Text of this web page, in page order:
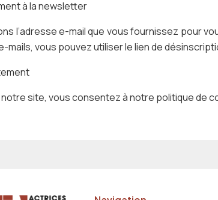
à la newsletter
l’adresse e-mail que vous fournissez pour
mails, vous pouvez utiliser le lien de
notre site, vous consentez à notre politique de